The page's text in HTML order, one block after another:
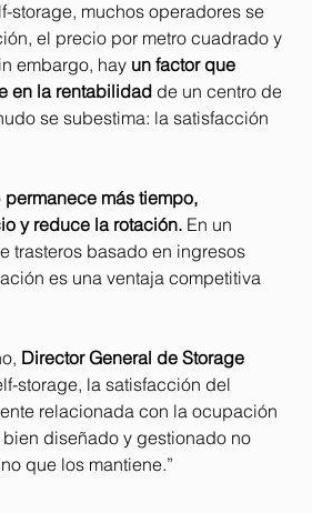
storage, muchos operadores se
el precio por metro cuadrado y
embargo, hay un factor que
en la rentabilidad de un centro de
se subestima: la satisfacción
permanece más tiempo,
y reduce la rotación. En un
trasteros basado en ingresos
es una ventaja competitiva
Director General de Storage
storage, la satisfacción del
relacionada con la ocupación
diseñado y gestionado no
que los mantiene.”